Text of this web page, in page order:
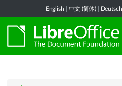
English 中文 (简体) Deutsch